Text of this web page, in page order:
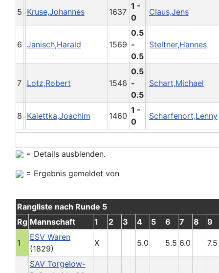
5 Kruse,Johannes 1637
1 -
0
Claus,Jens
6 Janisch,Harald 1569
0.5
-
0.5
Steltner,Hannes
7 Lotz,Robert 1546
0.5
-
0.5
Schart,Michael
8 Kalettka,Joachim 1460
1 -
0
Scharfenort,Lenny
= Details ausblenden.
= Ergebnis gemeldet von
Rangliste nach Runde 5
Rg Mannschaft 1 2 3 4 5 6 7 8 9
1
ESV Waren
(1829)
X 5.0 5.5 6.0 7.5
SAV Torgelow-